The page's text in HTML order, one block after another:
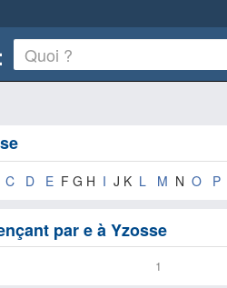
C D E F G H I J K L M N O P
par e à Yzosse
1